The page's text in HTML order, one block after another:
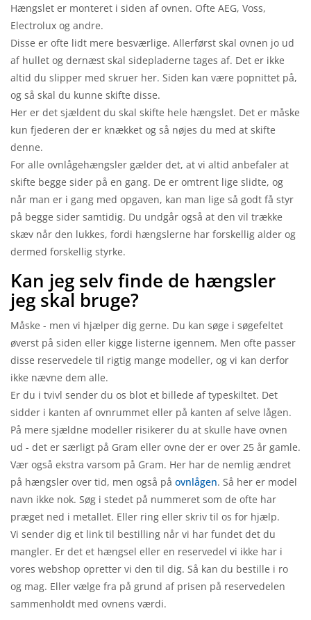
Hængslet er monteret i siden af ovnen. Ofte AEG, Voss,
Electrolux og andre.
Disse er ofte lidt mere besværlige. Allerførst skal ovnen jo ud
af hullet og dernæst skal sidepladerne tages af. Det er ikke
altid du slipper med skruer her. Siden kan være popnittet på,
og så skal du kunne skifte disse.
Her er det sjældent du skal skifte hele hængslet. Det er måske
kun fjederen der er knækket og så nøjes du med at skifte
denne.
For alle ovnlågehængsler gælder det, at vi altid anbefaler at
skifte begge sider på en gang. De er omtrent lige slidte, og
når man er i gang med opgaven, kan man lige så godt få styr
på begge sider samtidig. Du undgår også at den vil trække
skæv når den lukkes, fordi hængslerne har forskellig alder og
dermed forskellig styrke.
Kan jeg selv finde de hængsler
jeg skal bruge?
Måske - men vi hjælper dig gerne. Du kan søge i søgefeltet
øverst på siden eller kigge listerne igennem. Men ofte passer
disse reservedele til rigtig mange modeller, og vi kan derfor
ikke nævne dem alle.
Er du i tvivl sender du os blot et billede af typeskiltet. Det
sidder i kanten af ovnrummet eller på kanten af selve lågen.
På mere sjældne modeller risikerer du at skulle have ovnen
ud - det er særligt på Gram eller ovne der er over 25 år gamle.
Vær også ekstra varsom på Gram. Her har de nemlig ændret
på hængsler over tid, men også på ovnlågen. Så her er model
navn ikke nok. Søg i stedet på nummeret som de ofte har
præget ned i metallet. Eller ring eller skriv til os for hjælp.
Vi sender dig et link til bestilling når vi har fundet det du
mangler. Er det et hængsel eller en reservedel vi ikke har i
vores webshop opretter vi den til dig. Så kan du bestille i ro
og mag. Eller vælge fra på grund af prisen på reservedelen
sammenholdt med ovnens værdi.